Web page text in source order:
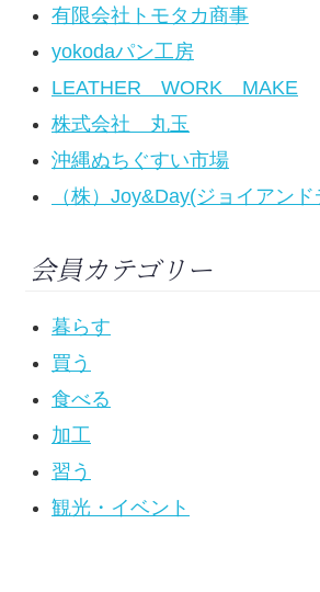
有限会社トモタカ商事
yokodaパン工房
LEATHER WORK MAKE
株式会社 丸玉
沖縄ぬちぐすい市場
（株）Joy&Day(ジョイアンド
会員カテゴリー
暮らす
買う
食べる
加工
習う
観光・イベント